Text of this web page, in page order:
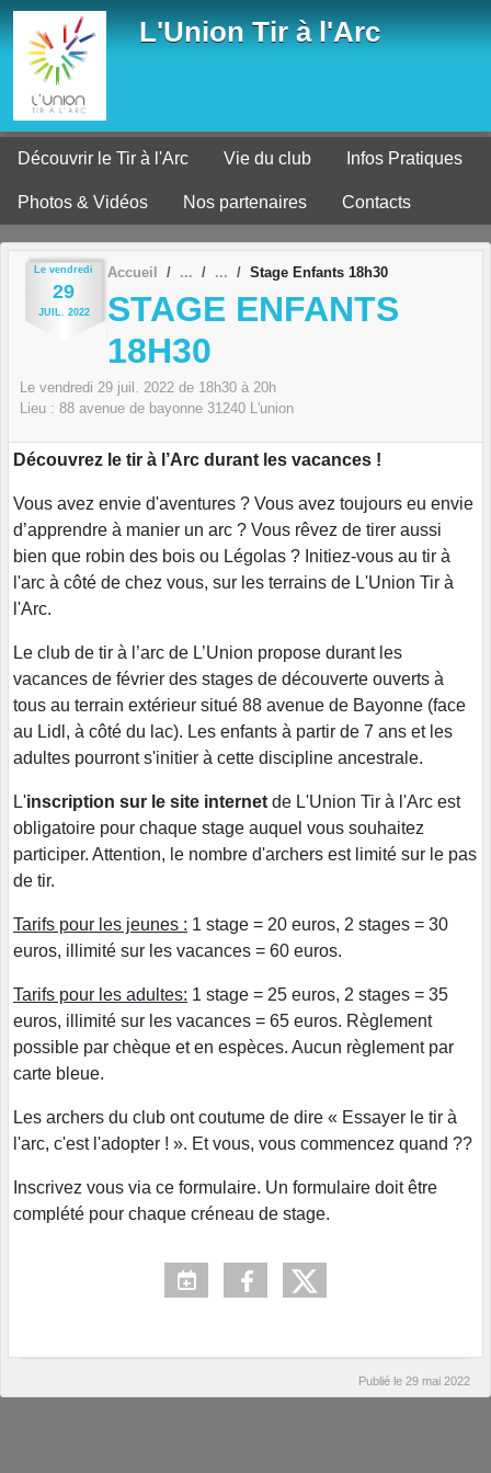
L'Union Tir à l'Arc
Découvrir le Tir à l'Arc Vie du club Infos Pratiques
Photos & Vidéos Nos partenaires Contacts
Le vendredi
29
JUIL. 2022
Accueil Stage Enfants 18h30
STAGE ENFANTS
18H30
Le vendredi 29 juil. 2022 de 18h30 à 20h
Lieu : 88 avenue de bayonne 31240 L'union
Découvrez le tir à l’Arc durant les vacances !
Vous avez envie d'aventures ? Vous avez toujours eu envie
d’apprendre à manier un arc ? Vous rêvez de tirer aussi
bien que robin des bois ou Légolas ? Initiez-vous au tir à
l'arc à côté de chez vous, sur les terrains de L'Union Tir à
l'Arc.
Le club de tir à l’arc de L’Union propose durant les
vacances de février des stages de découverte ouverts à
tous au terrain extérieur situé 88 avenue de Bayonne (face
au Lidl, à côté du lac). Les enfants à partir de 7 ans et les
adultes pourront s'initier à cette discipline ancestrale.
L'inscription sur le site internet de L'Union Tir à l'Arc est
obligatoire pour chaque stage auquel vous souhaitez
participer. Attention, le nombre d'archers est limité sur le pas
de tir.
Tarifs pour les jeunes : 1 stage = 20 euros, 2 stages = 30
euros, illimité sur les vacances = 60 euros.
Tarifs pour les adultes: 1 stage = 25 euros, 2 stages = 35
euros, illimité sur les vacances = 65 euros. Règlement
possible par chèque et en espèces. Aucun règlement par
carte bleue.
Les archers du club ont coutume de dire « Essayer le tir à
l'arc, c'est l'adopter ! ». Et vous, vous commencez quand ??
Inscrivez vous via ce formulaire. Un formulaire doit être
complété pour chaque créneau de stage.
Publié le 29 mai 2022
Panneau de gestion des cookies